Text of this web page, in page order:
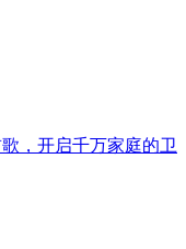
，开启千万家庭的卫